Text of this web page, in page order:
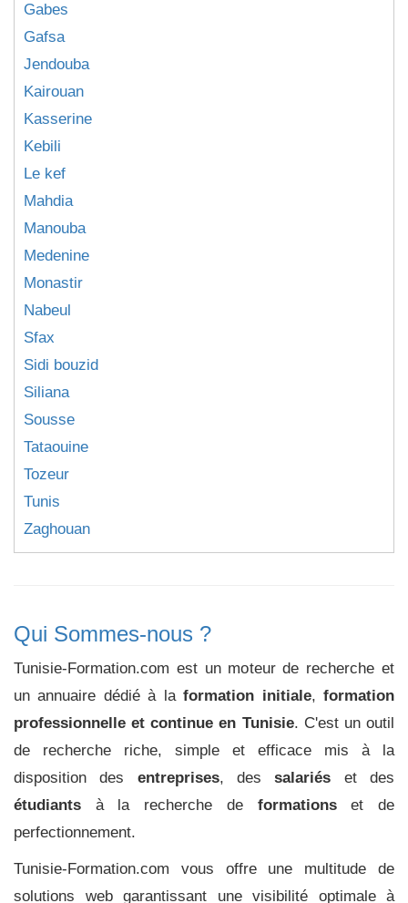
Gabes
Gafsa
Jendouba
Kairouan
Kasserine
Kebili
Le kef
Mahdia
Manouba
Medenine
Monastir
Nabeul
Sfax
Sidi bouzid
Siliana
Sousse
Tataouine
Tozeur
Tunis
Zaghouan
Qui Sommes-nous ?
Tunisie-Formation.com est un moteur de recherche et
un annuaire dédié à laformation initiale,formation
professionnelle et continue en Tunisie. C'est un outil
de recherche riche, simple et efficace mis à la
disposition des entreprises, dessalariés et des
étudiants à la recherche de formationset de
perfectionnement.
Tunisie-Formation.com vous offre une multitude de
solutions web garantissant une visibilité optimale à